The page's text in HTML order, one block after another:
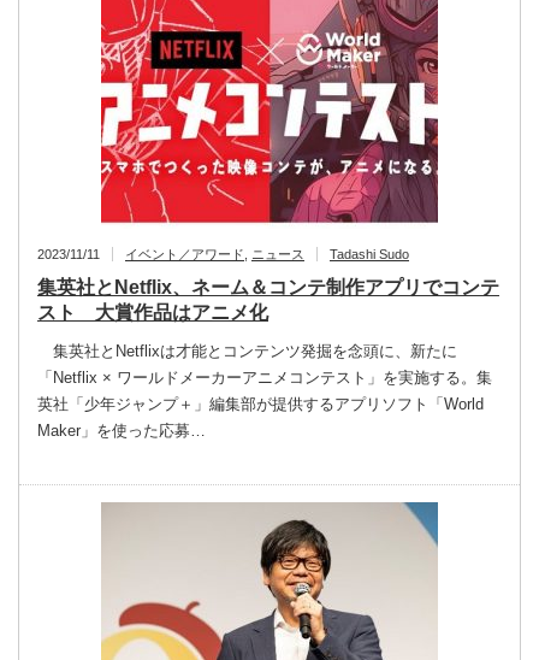
2023/11/11 イベント／アワード ニュース Tadashi Sudo
集英社とNetflix、ネーム＆コンテ制作アプリでコンテ
スト 大賞作品はアニメ化
集英社とNetflixは才能とコンテンツ発掘を念頭に、新たに
「Netflix × ワールドメーカーアニメコンテスト」を実施する。集
英社「少年ジャンプ＋」編集部が提供するアプリソフト「World
Maker」を使った応募…